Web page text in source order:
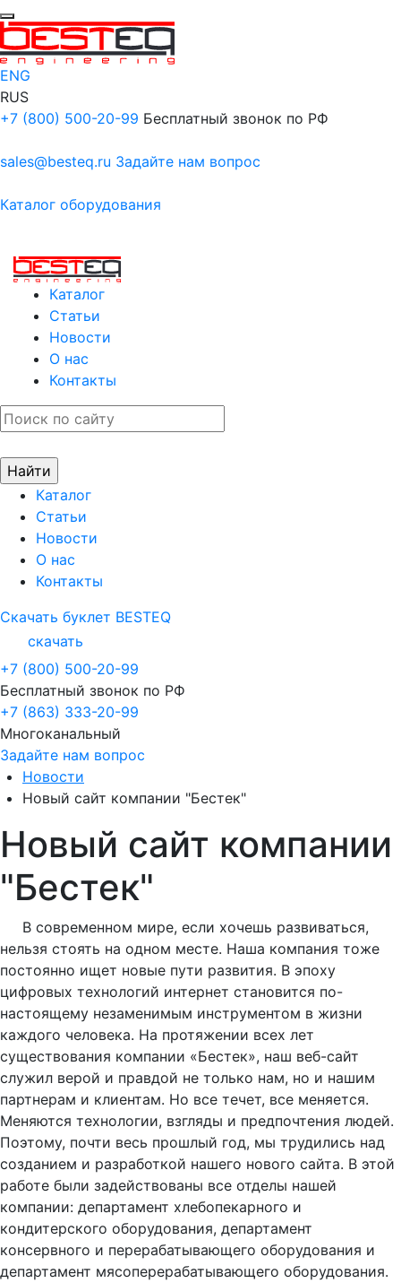
ENG
RUS
+7 (800) 500-20-99 Бесплатный звонок по РФ
sales@besteq.ru Задайте нам вопрос
Каталог оборудования
Каталог
Статьи
Новости
О нас
Контакты
Каталог
Статьи
Новости
О нас
Контакты
Скачать буклет BESTEQ
скачать
+7 (800) 500-20-99
Бесплатный звонок по РФ
+7 (863) 333-20-99
Многоканальный
Задайте нам вопрос
Новости
Новый сайт компании "Бестек"
Новый сайт компании
"Бестек"
В современном мире, если хочешь развиваться,
нельзя стоять на одном месте. Наша компания тоже
постоянно ищет новые пути развития. В эпоху
цифровых технологий интернет становится по-
настоящему незаменимым инструментом в жизни
каждого человека. На протяжении всех лет
существования компании «Бестек», наш веб-сайт
служил верой и правдой не только нам, но и нашим
партнерам и клиентам. Но все течет, все меняется.
Меняются технологии, взгляды и предпочтения людей.
Поэтому, почти весь прошлый год, мы трудились над
созданием и разработкой нашего нового сайта. В этой
работе были задействованы все отделы нашей
компании: департамент хлебопекарного и
кондитерского оборудования, департамент
консервного и перерабатывающего оборудования и
департамент мясоперерабатывающего оборудования.